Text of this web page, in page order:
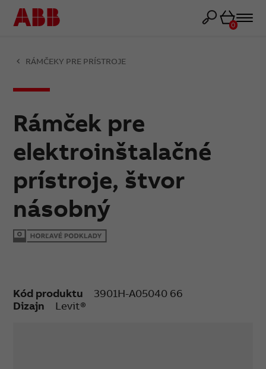
Košík
0
RÁMČEKY PRE PRÍSTROJE
Rámček pre
elektroinštalačné
prístroje, štvor
násobný
Kód produktu
3901H-A05040 66
Dizajn
Levit®